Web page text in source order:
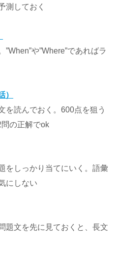
測しておく
や”Where”であればラ
）
を読んでおく。600点を狙う
の正解でok
をしっかり当てにいく。語彙
にしない
題文を先に見ておくと、長文